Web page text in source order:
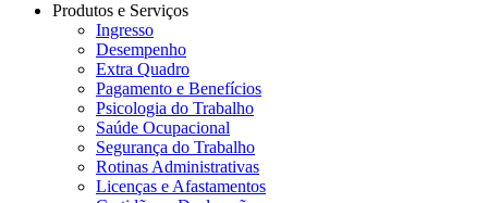
Produtos e Serviços
Ingresso
Desempenho
Extra Quadro
Pagamento e Benefícios
Psicologia do Trabalho
Saúde Ocupacional
Segurança do Trabalho
Rotinas Administrativas
Licenças e Afastamentos